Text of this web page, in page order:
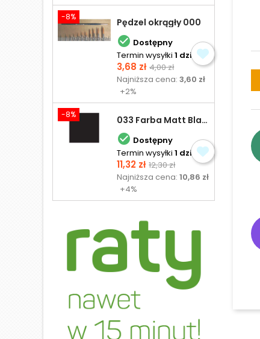
-8% Pędzel okrągły 000
 Dostępny
Termin wysyłki 1 dzień
Cena
3,68 zł Cena
podstawowa
4,00 zł
Najniższa cena:3,60 zł
+2%
-8% 033 Farba Matt Black - olejna
 Dostępny
Termin wysyłki 1 dzień
Cena
11,32 zł Cena
podstawowa
12,30 zł
Najniższa cena:10,86 zł
+4%